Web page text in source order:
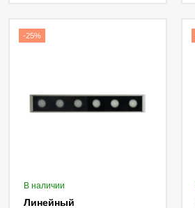
-25%
В наличии
Линейный